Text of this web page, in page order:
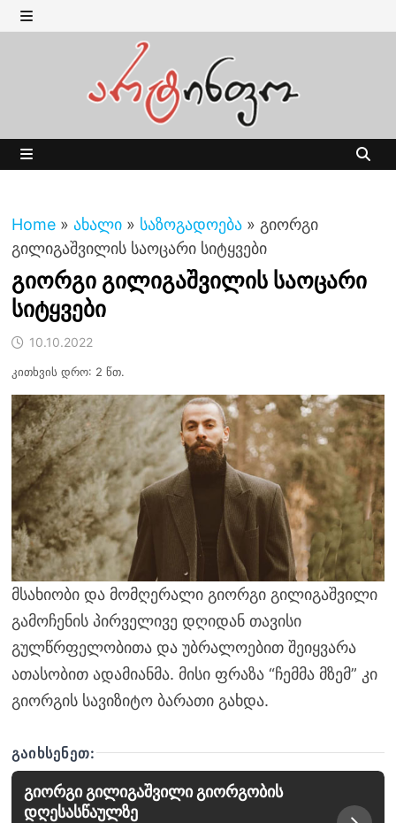
Skip
to MENU
Home » ახალი » საზოგადოება » გიორგი
გილიგაშვილის საოცარი სიტყვები
გიორგი გილიგაშვილის საოცარი
სიტყვები
10.10.2022
კითხვის დრო: 2 წთ.
მსახიობი და მომღერალი გიორგი გილიგაშვილი
გამოჩენის პირველივე დღიდან თავისი
გულწრფელობითა და უბრალოებით შეიყვარა
ათასობით ადამიანმა. მისი ფრაზა “ჩემმა მზემ” კი
გიორგის სავიზიტო ბარათი გახდა.
ᲒᲐᲘᲮᲡᲔᲜᲔᲗ:
გიორგი გილიგაშვილი გიორგობის
დღესასწაულზე